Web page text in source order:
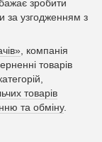
зробити
за узгодженням з
, компанія
товарів
товарів
та обміну.